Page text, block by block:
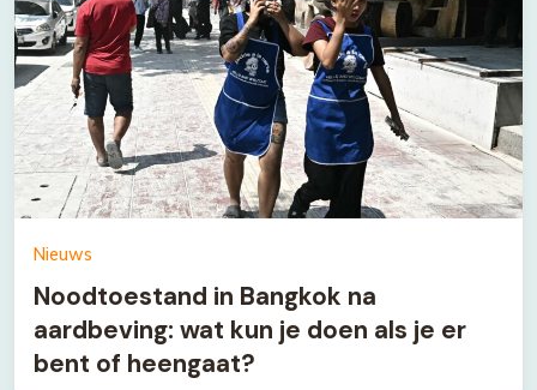
Nieuws
Noodtoestand in Bangkok na
aardbeving: wat kun je doen als je er
bent of heengaat?